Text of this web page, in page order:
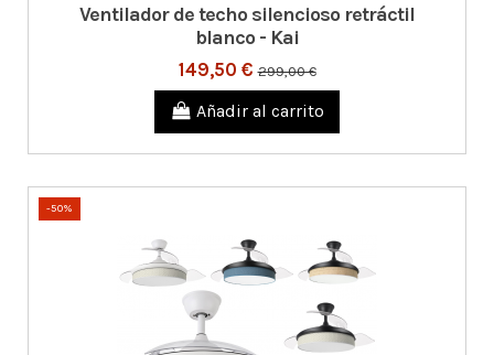
Ventilador de techo silencioso retráctil
blanco - Kai
149,50 €299,00 €
Añadir al carrito
-50%